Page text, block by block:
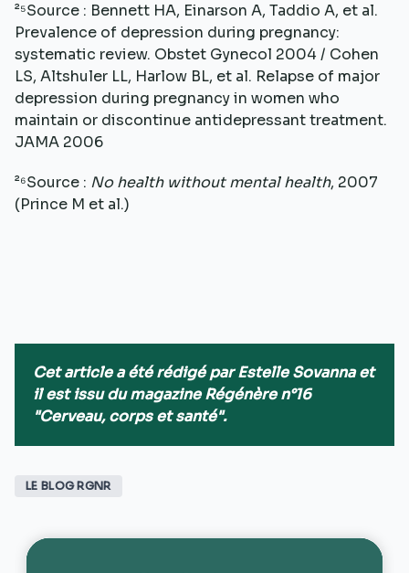
²⁵Source : Bennett HA, Einarson A, Taddio A, et al.
Prevalence of depression during pregnancy:
systematic review. Obstet Gynecol 2004 / Cohen
LS, Altshuler LL, Harlow BL, et al. Relapse of major
depression during pregnancy in women who
maintain or discontinue antidepressant treatment.
JAMA 2006
²⁶Source : No health without mental health, 2007
(Prince M et al.)
Cet article a été rédigé par Estelle Sovanna et
il est issu du magazine Régénère n°16
"Cerveau, corps et santé".
LE BLOG RGNR